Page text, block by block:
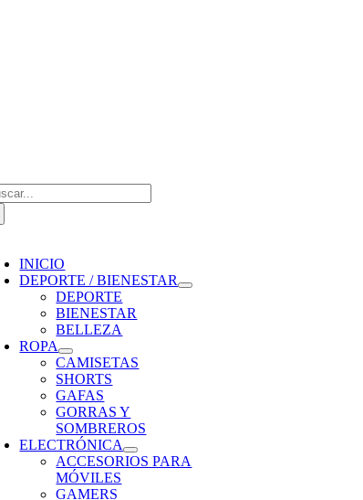
INICIO
DEPORTE / BIENESTAR
DEPORTE
BIENESTAR
BELLEZA
ROPA
CAMISETAS
SHORTS
GAFAS
GORRAS Y
SOMBREROS
ELECTRÓNICA
ACCESORIOS PARA
MÓVILES
GAMERS